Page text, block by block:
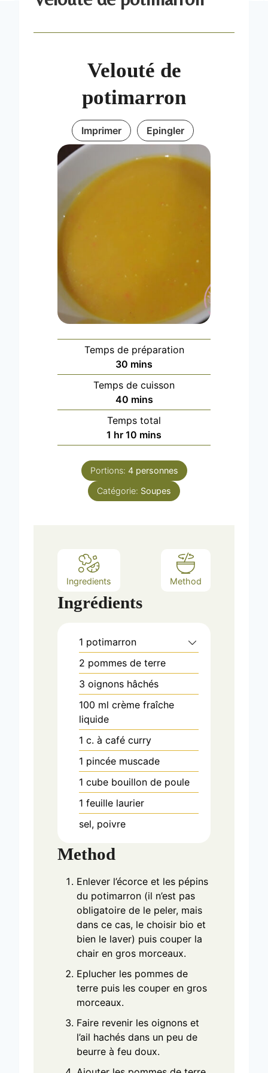
Velouté de
potimarron
Imprimer Epingler
Temps de préparation
30 m
i
n
u
t
e
mins
Temps de cuisson
40m
i
n
u
e
s
mins
Temps total
1 h
o
u
r
hr 10 m
i
n
u
t
mins
Portions: 4 personnes
Catégorie: Soupes
Ingredients Method
Ingrédients
1 potimarron
2 pommes de terre
3 oignons hâchés
100 ml crème fraîche
liquide
1 c. à café curry
1 pincée muscade
1 cube bouillon de poule
1 feuille laurier
sel, poivre
Method
Enlever l’écorce et les pépins
du potimarron (il n’est pas
obligatoire de le peler, mais
dans ce cas, le choisir bio et
bien le laver) puis couper la
chair en gros morceaux.
Eplucher les pommes de
terre puis les couper en gros
morceaux.
Faire revenir les oignons et
l’ail hachés dans un peu de
beurre à feu doux.